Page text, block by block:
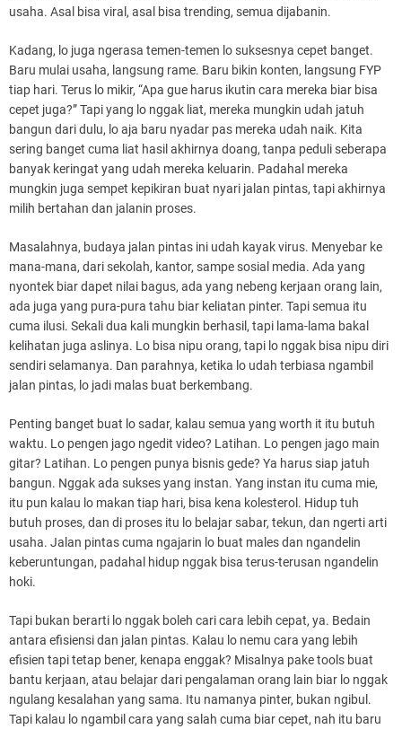
usaha. Asal bisa viral, asal bisa trending, semua dijabanin.
Kadang, lo juga ngerasa temen-temen lo suksesnya cepet banget.
Baru mulai usaha, langsung rame. Baru bikin konten, langsung FYP
tiap hari. Terus lo mikir, “Apa gue harus ikutin cara mereka biar bisa
cepet juga?” Tapi yang lo nggak liat, mereka mungkin udah jatuh
bangun dari dulu, lo aja baru nyadar pas mereka udah naik. Kita
sering banget cuma liat hasil akhirnya doang, tanpa peduli seberapa
banyak keringat yang udah mereka keluarin. Padahal mereka
mungkin juga sempet kepikiran buat nyari jalan pintas, tapi akhirnya
milih bertahan dan jalanin proses.
Masalahnya, budaya jalan pintas ini udah kayak virus. Menyebar ke
mana-mana, dari sekolah, kantor, sampe sosial media. Ada yang
nyontek biar dapet nilai bagus, ada yang nebeng kerjaan orang lain,
ada juga yang pura-pura tahu biar keliatan pinter. Tapi semua itu
cuma ilusi. Sekali dua kali mungkin berhasil, tapi lama-lama bakal
kelihatan juga aslinya. Lo bisa nipu orang, tapi lo nggak bisa nipu diri
sendiri selamanya. Dan parahnya, ketika lo udah terbiasa ngambil
jalan pintas, lo jadi malas buat berkembang.
Penting banget buat lo sadar, kalau semua yang worth it itu butuh
waktu. Lo pengen jago ngedit video? Latihan. Lo pengen jago main
gitar? Latihan. Lo pengen punya bisnis gede? Ya harus siap jatuh
bangun. Nggak ada sukses yang instan. Yang instan itu cuma mie,
itu pun kalau lo makan tiap hari, bisa kena kolesterol. Hidup tuh
butuh proses, dan di proses itu lo belajar sabar, tekun, dan ngerti arti
usaha. Jalan pintas cuma ngajarin lo buat males dan ngandelin
keberuntungan, padahal hidup nggak bisa terus-terusan ngandelin
hoki.
Tapi bukan berarti lo nggak boleh cari cara lebih cepat, ya. Bedain
antara efisiensi dan jalan pintas. Kalau lo nemu cara yang lebih
efisien tapi tetap bener, kenapa enggak? Misalnya pake tools buat
bantu kerjaan, atau belajar dari pengalaman orang lain biar lo nggak
ngulang kesalahan yang sama. Itu namanya pinter, bukan ngibul.
Tapi kalau lo ngambil cara yang salah cuma biar cepet, nah itu baru